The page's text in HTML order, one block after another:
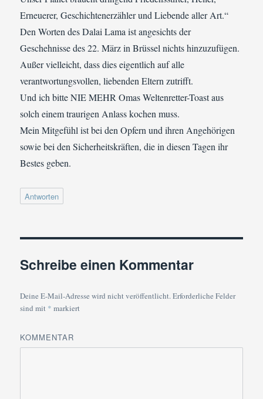
Erneuerer, Geschichtenerzähler und Liebende aller Art.“
Den Worten des Dalai Lama ist angesichts der
Geschehnisse des 22. März in Brüssel nichts hinzuzufügen.
Außer vielleicht, dass dies eigentlich auf alle
verantwortungsvollen, liebenden Eltern zutrifft.
Und ich bitte NIE MEHR Omas Weltenretter-Toast aus
solch einem traurigen Anlass kochen muss.
Mein Mitgefühl ist bei den Opfern und ihren Angehörigen
sowie bei den Sicherheitskräften, die in diesen Tagen ihr
Bestes geben.
Antworten
Schreibe einen Kommentar
Deine E-Mail-Adresse wird nicht veröffentlicht.Erforderliche Felder
sind mit * markiert
KOMMENTAR